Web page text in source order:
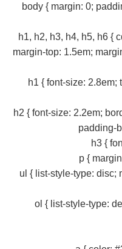
body { margin: 0;
h1, h2, h3, h4, h5, h6 {
margin-top: 1.5em;
h1 { font-size: 2.8em;
h2 { font-size: 2.2em;
padding-
h3 {
p {
ul { list-style-type: disc;
ol { list-style-type: